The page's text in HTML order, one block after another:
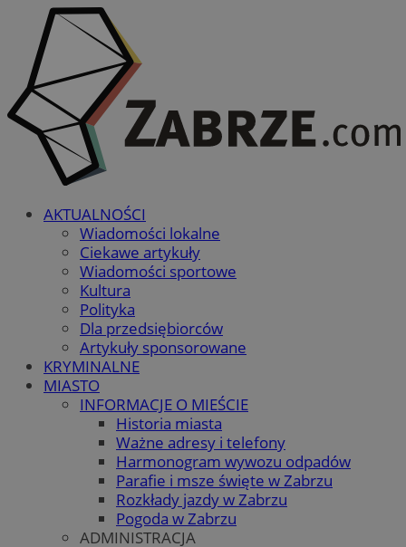
AKTUALNOŚCI
Wiadomości lokalne
Ciekawe artykuły
Wiadomości sportowe
Kultura
Polityka
Dla przedsiębiorców
Artykuły sponsorowane
KRYMINALNE
MIASTO
INFORMACJE O MIEŚCIE
Historia miasta
Ważne adresy i telefony
Harmonogram wywozu odpadów
Parafie i msze święte w Zabrzu
Rozkłady jazdy w Zabrzu
Pogoda w Zabrzu
ADMINISTRACJA